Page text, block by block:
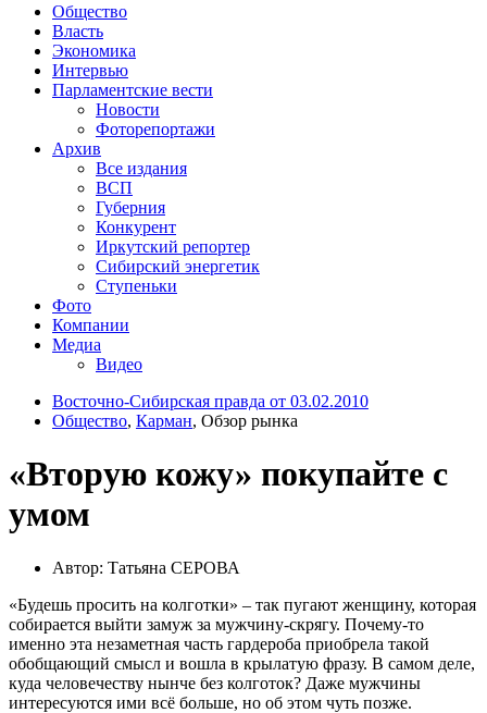
Общество
Власть
Экономика
Интервью
Парламентские вести
Новости
Фоторепортажи
Архив
Все издания
ВСП
Губерния
Конкурент
Иркутский репортер
Сибирский энергетик
Ступеньки
Фото
Компании
Медиа
Видео
Восточно-Сибирская правда от 03.02.2010
Общество, Карман, Обзор рынка
«Вторую кожу» покупайте с
умом
Автор: Татьяна СЕРОВА
«Будешь просить на колготки» – так пугают женщину, которая
собирается выйти замуж за мужчину-скрягу. Почему-то
именно эта незаметная часть гардероба приобрела такой
обобщающий смысл и вошла в крылатую фразу. В самом деле,
куда человечеству нынче без колготок? Даже мужчины
интересуются ими всё больше, но об этом чуть позже.